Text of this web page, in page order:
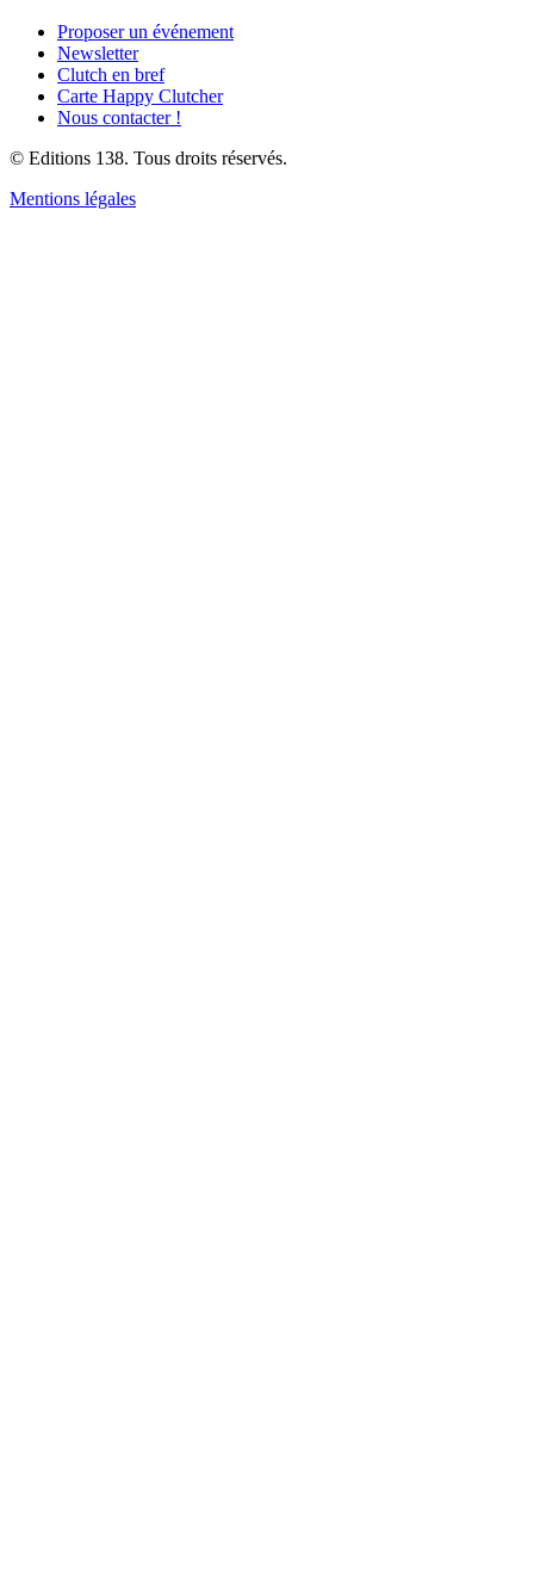
Proposer un événement
Newsletter
Clutch en bref
Carte Happy Clutcher
Nous contacter !
© Editions 138. Tous droits réservés.
Mentions légales